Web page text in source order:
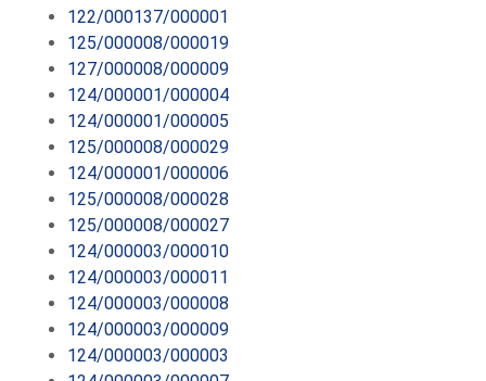
122/000137/000001
125/000008/000019
127/000008/000009
124/000001/000004
124/000001/000005
125/000008/000029
124/000001/000006
125/000008/000028
125/000008/000027
124/000003/000010
124/000003/000011
124/000003/000008
124/000003/000009
124/000003/000003